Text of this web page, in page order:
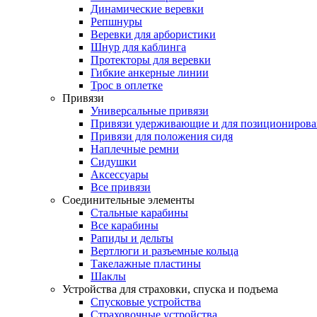
Динамические веревки
Репшнуры
Веревки для арбористики
Шнур для каблинга
Протекторы для веревки
Гибкие анкерные линии
Трос в оплетке
Привязи
Универсальные привязи
Привязи удерживающие и для
Привязи для положения сидя
Наплечные ремни
Сидушки
Аксессуары
Все привязи
Соединительные элементы
Стальные карабины
Все карабины
Рапиды и дельты
Вертлюги и разъемные кольца
Такелажные пластины
Шаклы
Устройства для страховки, спуска и подъема
Спусковые устройства
Страховочные устройства